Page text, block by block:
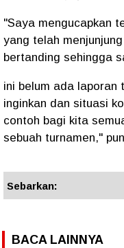
"Saya mengucapkan
yang telah
bertanding sehingga
ini belum ada
inginkan dan situasi
contoh bagi kita
sebuah turnamen,"
Sebarkan:
BACA LAINNYA